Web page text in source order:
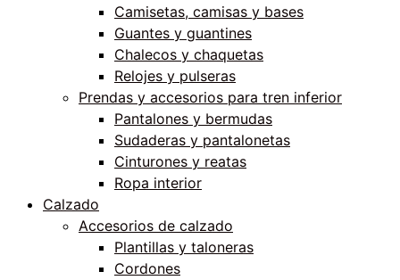
Camisetas, camisas y bases
Guantes y guantines
Chalecos y chaquetas
Relojes y pulseras
Prendas y accesorios para tren inferior
Pantalones y bermudas
Sudaderas y pantalonetas
Cinturones y reatas
Ropa interior
Calzado
Accesorios de calzado
Plantillas y taloneras
Cordones